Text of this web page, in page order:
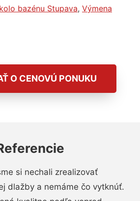
bazénu Stupava, Výmena
O CENOVÚ PONUKU
si nechali zrealizovať
dlažby a nemáme čo vytknúť.